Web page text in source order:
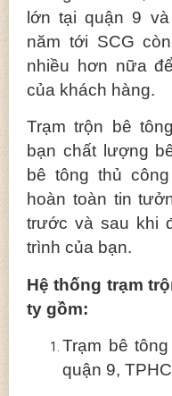
lớn tại quận 9
năm tới SCG
nhiều hơn nữa
của khách hàng.
Trạm trộn bê
bạn chất lượng
bê tông thủ
hoàn toàn tin
trước và sau khi
trình của bạn.
Hệ thống trạm
ty gồm:
Trạm bê
quận 9,